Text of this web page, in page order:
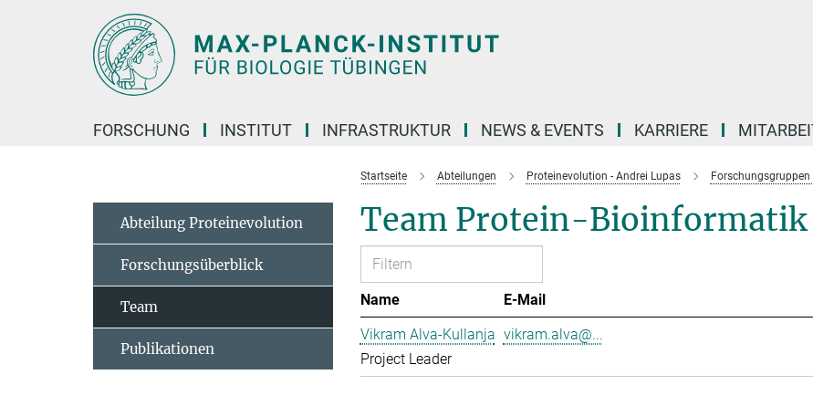
FORSCHUNG INSTITUT INFRASTRUKTUR NEWS & EVENTS KARRIERE
Startseite Abteilungen Proteinevolution - Andrei Lupas
Team Protein-Bioinformatik
Name
E-Mail
Vikram Alva-Kullanja
Project Leader
vikram.alva@...
Abteilung Proteinevolution
Forschungsüberblick
Team
Publikationen